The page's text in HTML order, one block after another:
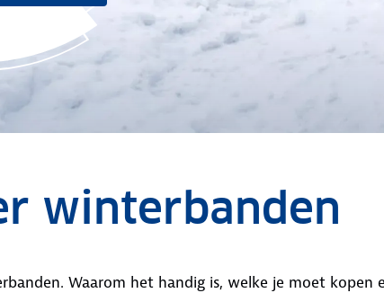
winterbanden
Waarom het handig is, welke je moet kopen